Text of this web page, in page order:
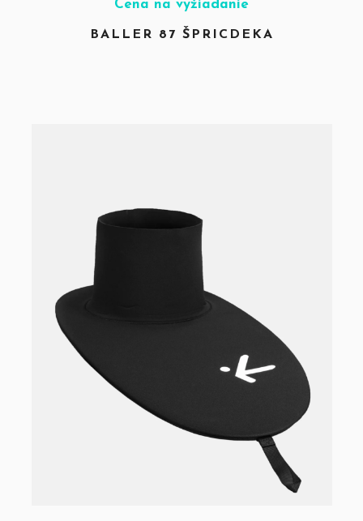
Cena na vyžiadanie
BALLER 87 ŠPRICDEKA